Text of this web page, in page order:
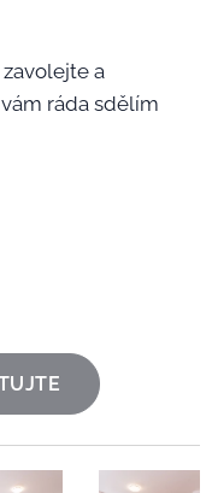
a
ráda sdělím